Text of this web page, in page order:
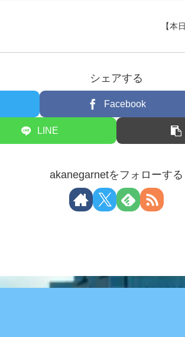
【本
シェアする
Facebook
LINE
akanegarnetをフォローする